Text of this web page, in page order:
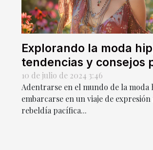
Explorando la moda
tendencias y consejos
estilo boho
10 de julio de 2024 3:46
Adentrarse en el mundo de la moda
embarcarse en un viaje de
rebeldía pacífica...